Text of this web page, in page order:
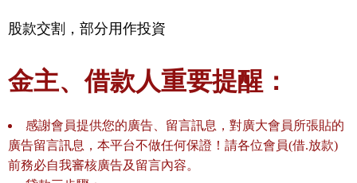
股款交割，部分用作投資
金主、借款人重要提醒：
感謝會員提供您的廣告、留言訊息，對廣大會員所張貼的
廣告留言訊息，本平台不做任何保證！請各位會員(借.放款)
前務必自我審核廣告及留言內容。